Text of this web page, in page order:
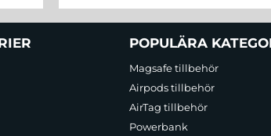
POPULÄRA
Magsafe tillbehör
Airpods tillbehör
AirTag tillbehör
Powerbank